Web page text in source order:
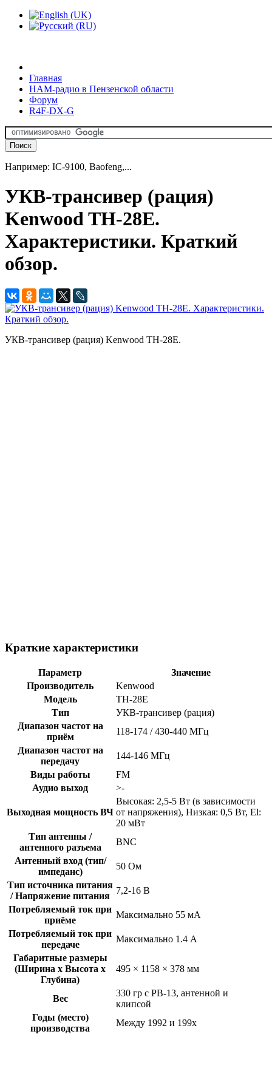
Главная
HAM-радио в Пензенской области
Форум
R4F-DX-G
Например: IC-9100, Baofeng,...
УКВ-трансивер (рация)
Kenwood TH-28E.
Характеристики. Краткий
обзор.
УКВ-трансивер (рация) Kenwood TH-28E.
Краткие характеристики
Параметр
Значение
Производитель
Kenwood
Модель
TH-28E
Тип
УКВ-трансивер (рация)
Диапазон частот на
приём
118-174 / 430-440 МГц
Диапазон частот на
передачу
144-146 МГц
Виды работы
FM
Аудио выход
>-
Выходная мощность ВЧ
Высокая: 2,5-5 Вт (в зависимости
от напряжения), Низкая: 0,5 Вт, El:
20 мВт
Тип антенны /
антенного разъема
BNC
Антенный вход (тип/
импеданс)
50 Ом
Тип источника питания
/ Напряжение питания
7,2-16 В
Потребляемый ток при
приёме
Максимально 55 мА
Потребляемый ток при
передаче
Максимально 1.4 А
Габаритные размеры
(Ширина x Высота x
Глубина)
495 × 1158 × 378 мм
Вес
330 гр с PB-13, антенной и
клипсой
Годы (место)
производства
Между 1992 и 199x